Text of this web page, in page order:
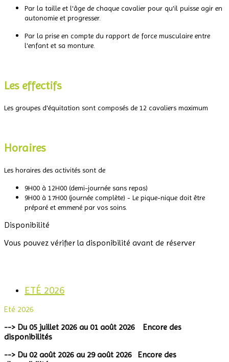
Par la taille et l'âge de chaque cavalier pour qu'il puisse agir en
autonomie et progresser.
Par la prise en compte du rapport de force musculaire entre
l'enfant et sa monture.
Les effectifs
Les groupes d'équitation sont composés de 12 cavaliers maximum
Horaires
Les horaires des activités sont de
9H00 à 12H00 (demi-journée sans repas)
9H00 à 17H00 (journée complète) - Le pique-nique doit être
préparé et emmené par vos soins.
Disponibilité
Vous pouvez vérifier la disponibilité avant de réserver
ETÉ 2026
Eté 2026
--> Du 05 juillet 2026 au 01 août 2026
Encore des
disponibilités
--> Du 02 août 2026 au 29 août 2026 Encore des